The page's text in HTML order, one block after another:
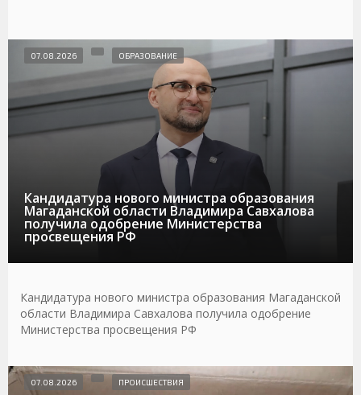
Кандидатура нового министра образования
Магаданской области Владимира Савхалова
получила одобрение Министерства
просвещения РФ
07.08.2026 ОБРАЗОВАНИЕ
Кандидатура нового министра образования Магаданской
области Владимира Савхалова получила одобрение
Министерства просвещения РФ
07.08.2026 ПРОИСШЕСТВИЯ